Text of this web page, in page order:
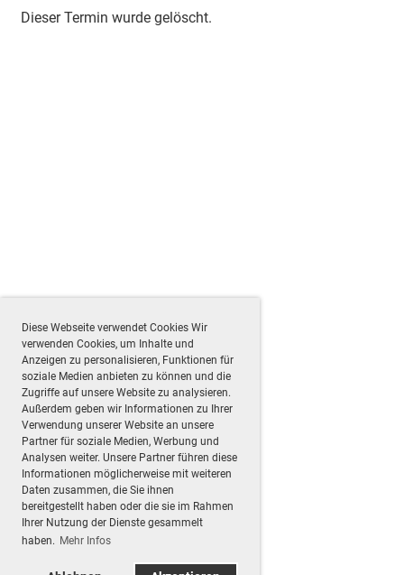
Diese Webseite verwendet Cookies Wir
verwenden Cookies, um Inhalte und
Anzeigen zu personalisieren, Funktionen für
soziale Medien anbieten zu können und die
Zugriffe auf unsere Website zu analysieren.
Außerdem geben wir Informationen zu Ihrer
Verwendung unserer Website an unsere
Partner für soziale Medien, Werbung und
Analysen weiter. Unsere Partner führen diese
Informationen möglicherweise mit weiteren
Daten zusammen, die Sie ihnen
bereitgestellt haben oder die sie im Rahmen
Ihrer Nutzung der Dienste gesammelt
haben. Mehr Infos
Dieser Termin wurde gelöscht.